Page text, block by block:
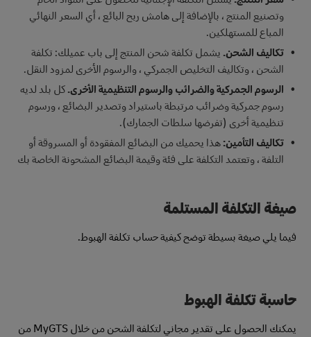
وتصنيع المنتج ، بالإضافة إلى هامش ربح البائع ، أي السعر النهائي
المباع للمستهلكين.
تكاليف الشحن. يشمل تكلفة شحن المنتج إلى باب عميلك: تكلفة
الشحن ، وتكاليف التخليص الجمركي ، والرسوم الأخرى لمزود النقل.
الرسوم الجمركية والضرائب والرسوم التنظيمية الأخرى. كل بلد لديه
رسوم جمركية وضرائب مرتبطة باستيراد وتصدير البضائع ، ورسوم
تنظيمية أخرى (تفرضها سلطات الجمارك).
تكاليف التأمين: هذا يحميك من البضائع المفقودة أو المسروقة أو
التلفة ، وتعتمد التكلفة على فئة وقيمة البضائع المشحونة الخاصة بك
صيغة التكلفة المستلمة
فيما يلي صيغة بسيطة توضح كيفية حساب تكلفة الهبوط.
حاسبة تكلفة الهبوط
يمكنك الحصول على تقدير مجاني لتكلفة الشحن من خلال MyGTS من